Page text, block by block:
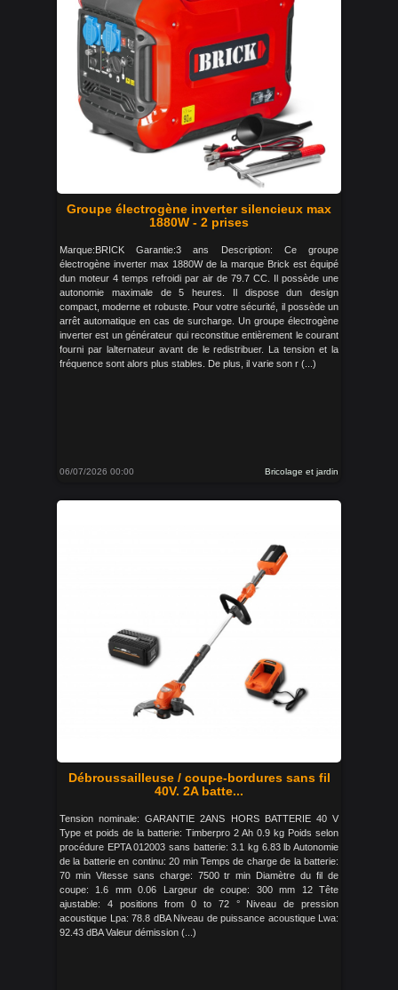
Groupe électrogène inverter silencieux max
1880W - 2 prises
Marque:BRICK Garantie:3 ans Description: Ce groupe
électrogène inverter max 1880W de la marque Brick est équipé
dun moteur 4 temps refroidi par air de 79.7 CC. Il possède une
autonomie maximale de 5 heures. Il dispose dun design
compact, moderne et robuste. Pour votre sécurité, il possède un
arrêt automatique en cas de surcharge. Un groupe électrogène
inverter est un générateur qui reconstitue entièrement le courant
fourni par lalternateur avant de le redistribuer. La tension et la
fréquence sont alors plus stables. De plus, il varie son r (...)
06/07/2026 00:00 Bricolage et jardin
Débroussailleuse / coupe-bordures sans fil
40V. 2A batte...
Tension nominale: GARANTIE 2ANS HORS BATTERIE 40 V
Type et poids de la batterie: Timberpro 2 Ah 0.9 kg Poids selon
procédure EPTA 012003 sans batterie: 3.1 kg 6.83 lb Autonomie
de la batterie en continu: 20 min Temps de charge de la batterie:
70 min Vitesse sans charge: 7500 tr min Diamètre du fil de
coupe: 1.6 mm 0.06 Largeur de coupe: 300 mm 12 Tête
ajustable: 4 positions from 0 to 72 ° Niveau de pression
acoustique Lpa: 78.8 dBA Niveau de puissance acoustique Lwa:
92.43 dBA Valeur démission (...)